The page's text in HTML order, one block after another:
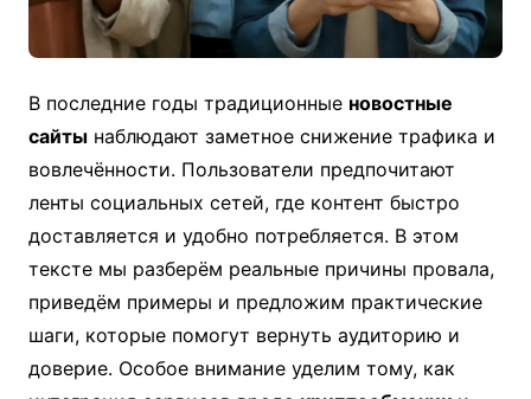
В последние годы традиционные новостные
сайты наблюдают заметное снижение трафика и
вовлечённости. Пользователи предпочитают
ленты социальных сетей, где контент быстро
доставляется и удобно потребляется. В этом
тексте мы разберём реальные причины провала,
приведём примеры и предложим практические
шаги, которые помогут вернуть аудиторию и
доверие. Особое внимание уделим тому, как